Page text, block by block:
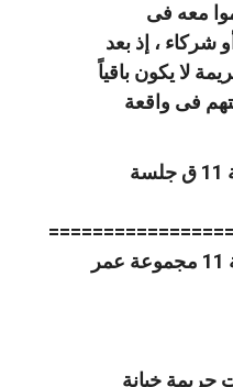
معه فى
شركاء ، إذ بعد
لا يكون باقياً
فى واقعة
( الطعن رقم 259 لسنة 11 ق جلسة
الطعن رقم 1461 لسنة 11 مجموعة عمر
جريمة خيانة